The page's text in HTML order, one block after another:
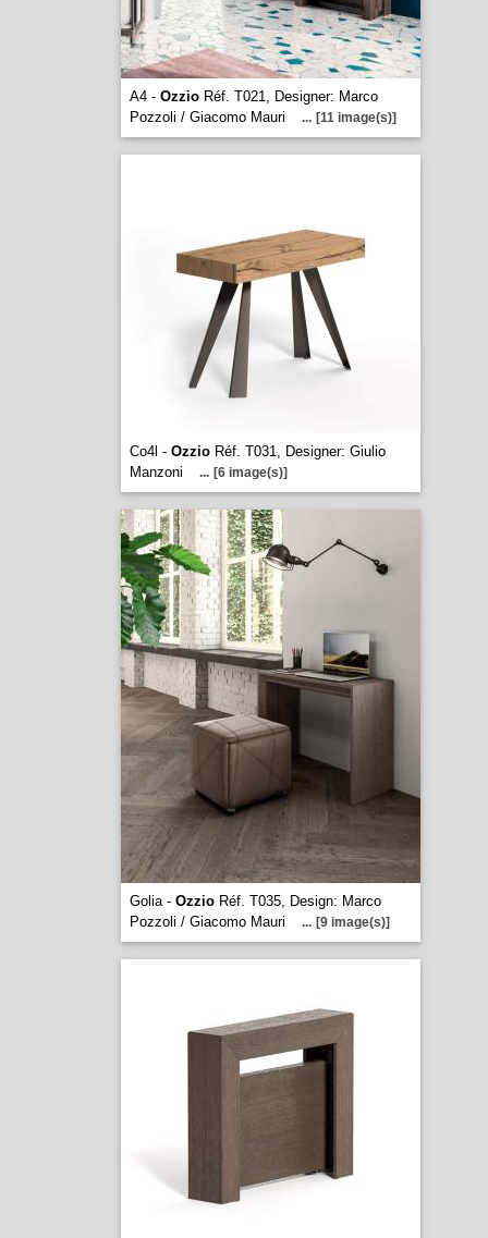
A4 - OzzioRéf. T021, Designer: Marco
Pozzoli / Giacomo Mauri
... [11 image(s)]
Co4l - OzzioRéf. T031, Designer: Giulio
Manzoni
... [6 image(s)]
Golia - OzzioRéf. T035, Design: Marco
Pozzoli / Giacomo Mauri
... [9 image(s)]